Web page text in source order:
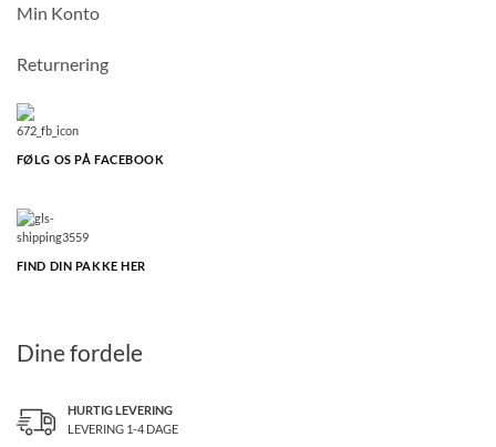
Min Konto
Returnering
FØLG OS PÅ FACEBOOK
FIND DIN PAKKE HER
Dine fordele
HURTIG LEVERING
LEVERING 1-4 DAGE